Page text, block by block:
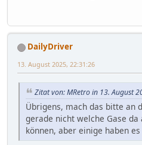
DailyDriver
13. August 2025, 22:31:26
Zitat von: MRetro in 13. August
Übrigens, mach das bitte an
gerade nicht welche Gase
können, aber einige haben